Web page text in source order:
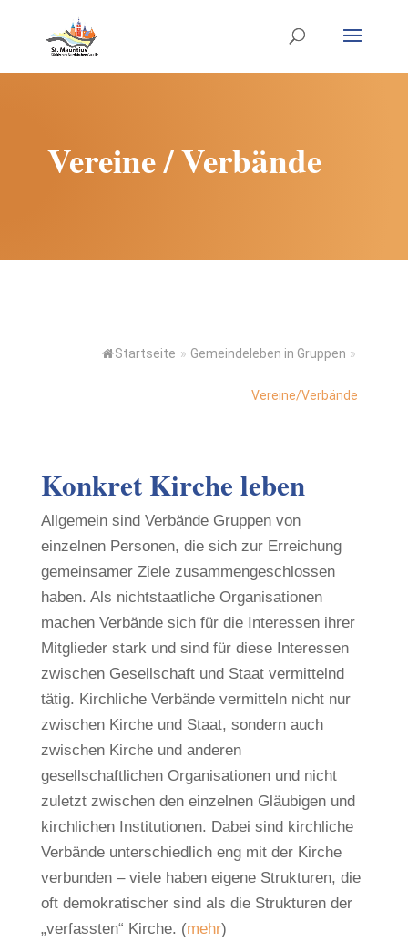
Vereine / Verbände
Startseite » Gemeindeleben in Gruppen »
Vereine/Verbände
Konkret Kirche leben
Allgemein sind Verbände Gruppen von
einzelnen Personen, die sich zur Erreichung
gemeinsamer Ziele zusammengeschlossen
haben. Als nichtstaatliche Organisationen
machen Verbände sich für die Interessen ihrer
Mitglieder stark und sind für diese Interessen
zwischen Gesellschaft und Staat vermittelnd
tätig. Kirchliche Verbände vermitteln nicht nur
zwischen Kirche und Staat, sondern auch
zwischen Kirche und anderen
gesellschaftlichen Organisationen und nicht
zuletzt zwischen den einzelnen Gläubigen und
kirchlichen Institutionen. Dabei sind kirchliche
Verbände unterschiedlich eng mit der Kirche
verbunden – viele haben eigene Strukturen, die
oft demokratischer sind als die Strukturen der
„verfassten“ Kirche. (mehr)